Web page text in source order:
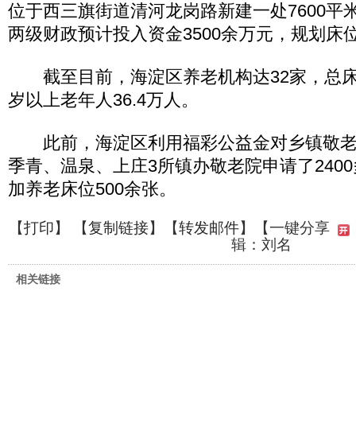
位于西三旗街道清河龙岗路新建一处7600平
两级财政预计投入资金3500余万元，规划床
截至目前，海淀区养老机构达32家，总
岁以上老年人36.4万人。
此前，海淀区利用福彩公益金对乡镇敬
季青、温泉、上庄3所镇办敬老院申请了
加养老床位500余张。
【打印】 【复制链接】【转发邮件】
【一键分享
辑：刘名
相关链接